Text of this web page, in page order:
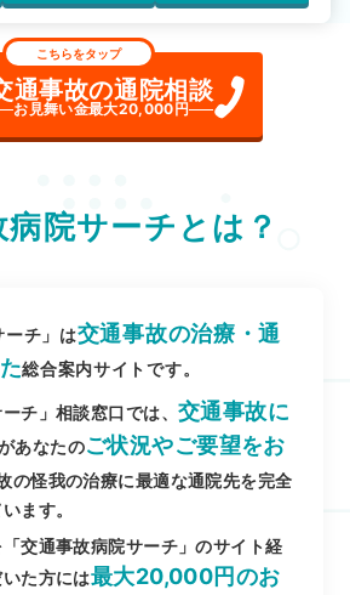
こちらをタップ
通事故の通院相談
お見舞い金最大20,000円
院サーチとは？
ーチ」は交通事故の治療・通
総合案内サイトです。
チ」相談窓口では、 交通事故に
あなたのご状況やご要望をお
の怪我の治療に最適な通院先を完全
ます。
交通事故病院サーチ」のサイト経
た方には最大20,000円のお